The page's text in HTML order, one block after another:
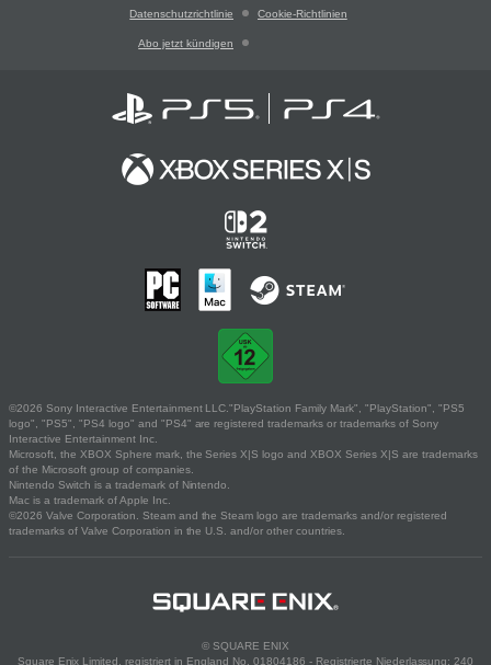
Datenschutzrichtlinie Cookie-Richtlinien
Abo jetzt kündigen
©2026 Sony Interactive Entertainment LLC."PlayStation Family Mark", "PlayStation", "PS5
logo", "PS5", "PS4 logo" and "PS4" are registered trademarks or trademarks of Sony
Interactive Entertainment Inc.
Microsoft, the XBOX Sphere mark, the Series X|S logo and XBOX Series X|S are trademarks
of the Microsoft group of companies.
Nintendo Switch is a trademark of Nintendo.
Mac is a trademark of Apple Inc.
©2026 Valve Corporation. Steam and the Steam logo are trademarks and/or registered
trademarks of Valve Corporation in the U.S. and/or other countries.
© SQUARE ENIX
Square Enix Limited, registriert in England No. 01804186 - Registrierte Niederlassung: 240